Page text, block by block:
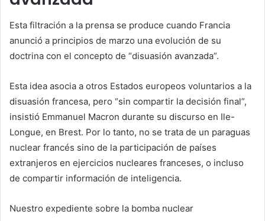
Esta filtración a la prensa se produce cuando Francia
anunció a principios de marzo una evolución de su
doctrina con el concepto de “disuasión avanzada”.
Esta idea asocia a otros Estados europeos voluntarios a la
disuasión francesa, pero “sin compartir la decisión final”,
insistió Emmanuel Macron durante su discurso en Ile-
Longue, en Brest. Por lo tanto, no se trata de un paraguas
nuclear francés sino de la participación de países
extranjeros en ejercicios nucleares franceses, o incluso
de compartir información de inteligencia.
Nuestro expediente sobre la bomba nuclear